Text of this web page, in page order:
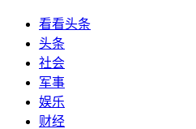
看看头条
头条
社会
军事
娱乐
财经